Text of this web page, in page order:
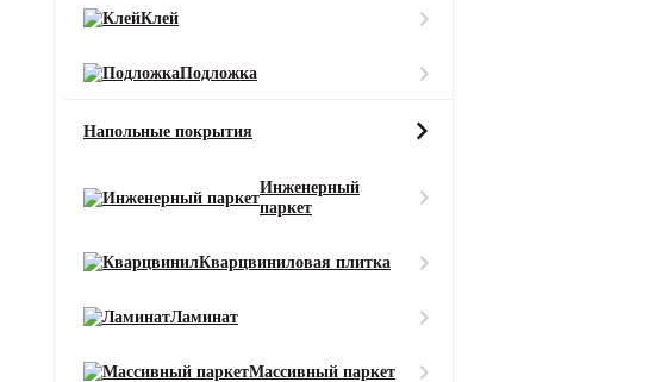
Клей
Подложка
Напольные покрытия
Инженерный
паркет
Кварцвиниловая плитка
Ламинат
Массивный паркет
Итого к оплате:
Добавить в корзину
Это поможет сэкономить до 10% материала и уменьшит стоимость.
Вызвать замерщика Заказать вызов Оставить заявку
Характеристики Описание Доставка и оплата
Класс пожарной безопасности